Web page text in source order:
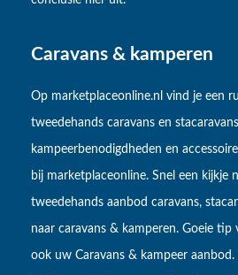
Caravans & kamperen
Op marketplaceonline.nl vind je een
tweedehands caravans en
kampeerbenodigdheden en
bij marketplaceonline. Snel een kijkje
tweedehands aanbod caravans,
naar caravans & kamperen. Goeie
ook uw Caravans & kampeer